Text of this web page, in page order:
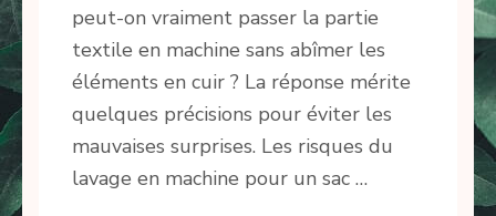
peut-on vraiment passer la partie
textile en machine sans abîmer les
éléments en cuir ? La réponse mérite
quelques précisions pour éviter les
mauvaises surprises. Les risques du
lavage en machine pour un sac …